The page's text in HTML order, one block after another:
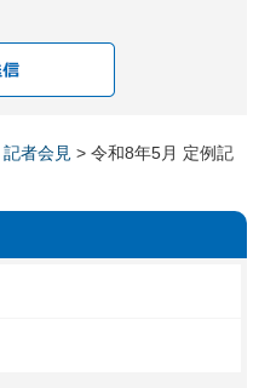
記者会見 > 令和8年5月 定例記